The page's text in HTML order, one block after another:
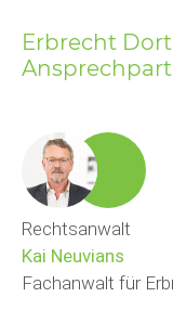
Erbrecht
Rechtsanwalt
Kai Neuvians
Fachanwalt für